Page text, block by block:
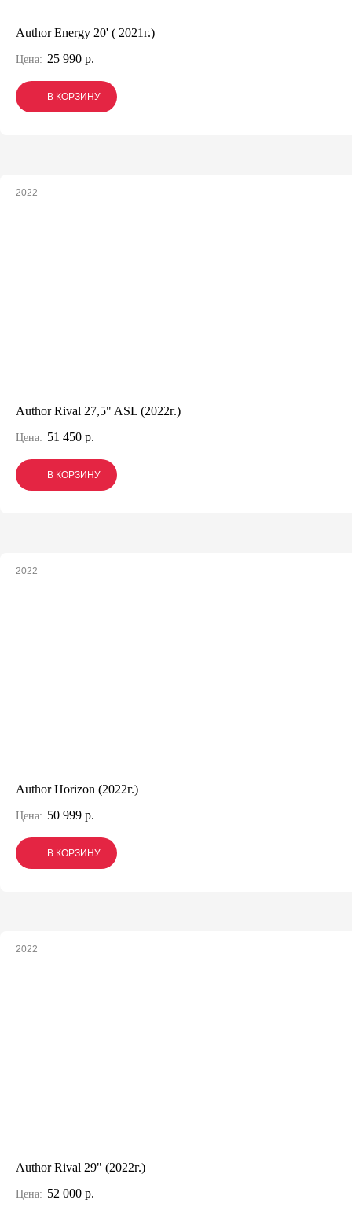
Author Energy 20' ( 2021г.)
Цена: 25 990 р.
В КОРЗИНУ
В КОРЗИНУ
В КОРЗИНУ
2022
Author Rival 27,5" ASL (2022г.)
Цена: 51 450 р.
В КОРЗИНУ
В КОРЗИНУ
В КОРЗИНУ
2022
Author Horizon (2022г.)
Цена: 50 999 р.
В КОРЗИНУ
В КОРЗИНУ
В КОРЗИНУ
2022
Author Rival 29" (2022г.)
Цена: 52 000 р.